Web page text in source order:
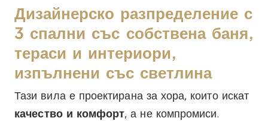
Дизайнерско разпределение с
3 спални със собствена баня,
тераси и интериори,
изпълнени със светлина
Тази вила е проектирана за хора, които искат
качество и комфорт, а не компромиси.